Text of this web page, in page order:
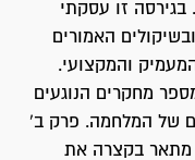
בגירסה זו עסקתי
האמורים
והמקצועי.
מחקרים הנוגעים
של המלחמה. פרק ב'
מתאר בקצרה את